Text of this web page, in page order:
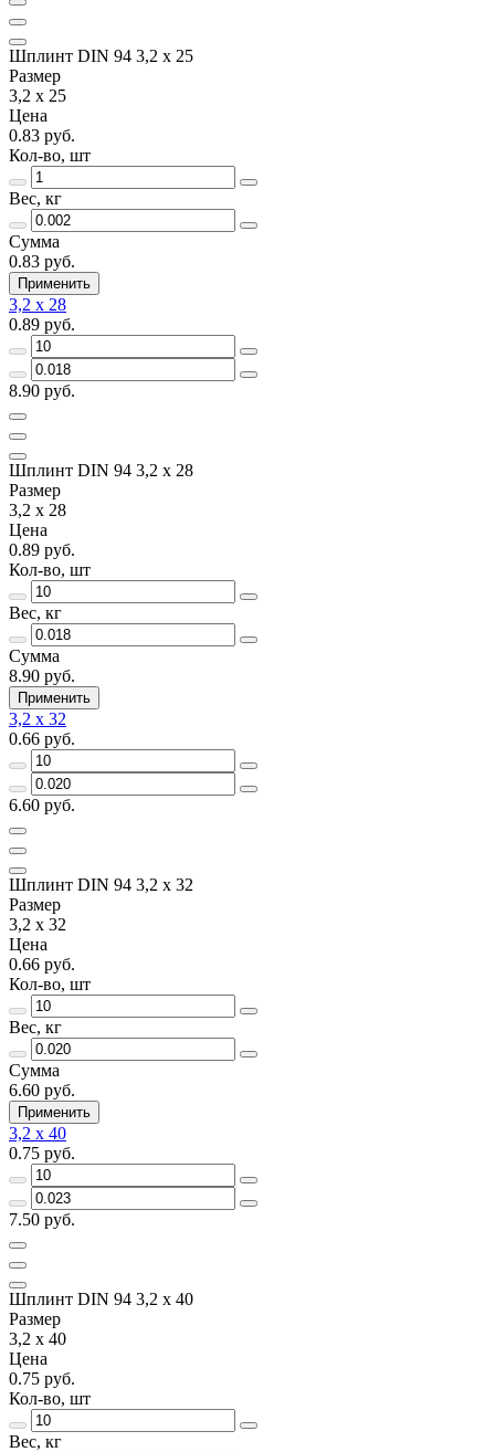
Шплинт DIN 94 3,2 x 25
Размер
3,2 x 25
Цена
0.83 руб.
Кол-во, шт
Вес, кг
Сумма
0.83 руб.
Применить
3,2 x 28
0.89 руб.
8.90 руб.
Шплинт DIN 94 3,2 x 28
Размер
3,2 x 28
Цена
0.89 руб.
Кол-во, шт
Вес, кг
Сумма
8.90 руб.
Применить
3,2 x 32
0.66 руб.
6.60 руб.
Шплинт DIN 94 3,2 x 32
Размер
3,2 x 32
Цена
0.66 руб.
Кол-во, шт
Вес, кг
Сумма
6.60 руб.
Применить
3,2 x 40
0.75 руб.
7.50 руб.
Шплинт DIN 94 3,2 x 40
Размер
3,2 x 40
Цена
0.75 руб.
Кол-во, шт
Вес, кг